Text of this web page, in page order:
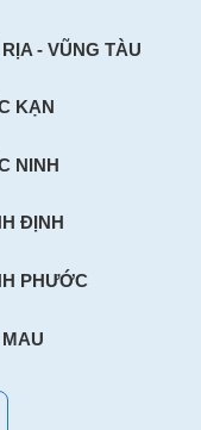
- VŨNG TÀU
KẠN
NINH
ĐỊNH
PHƯỚC